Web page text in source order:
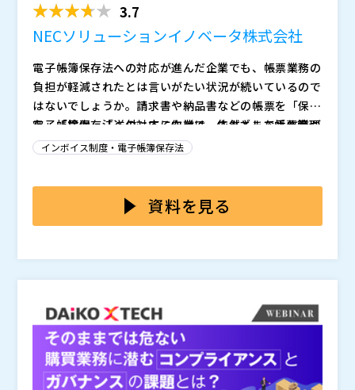
に課題をお持ちの方 ・属人化した送付作業をなくし、
内部統制を強化したい方
株式会社オープンソース活用研究所（
マジセミ株式会社（
※共催、協賛、協力、講演企業は将来的に追加、削除さ
れる可能性があります。
3.7
NECソリューションイノベータ株式会社
電子帳簿保存法への対応が進んだ企業でも、帳票業務の
負担が軽減されたとは言いがたい状況が続いているので
はないでしょうか。請求書や納品書などの帳票を「保
存」「検索」「送付」する作業は、依然として手作業が
多く、部門ごとの運用に任されているケースがほとんど
いても、業務の現場では効率化が進まず、
電子帳簿保存法への対応に向けて、さまざまな帳票管理
システムの導入が検討される中、多くの企業では既存の
ンプレミスの基幹システムを使う企業では、クラウド型
帳票システムでは定型帳票への柔軟な対応が難しいこと
を活用し、帳票業務全体をどのように電子帳簿保
存法へ対応させ、かつ業務効率化を実現できるかを解説
システムと柔軟に連携可能で、出力された帳票をそのま
ま取り込み、保存・検索・送付までを一元的に自動化で
信を自動化でき、取引先ごとの運用に対応可能です。ま
た、全社展開やグループ会社への展開でも、コストを
気にせず柔軟に対応できます。仕組みを、ぜひ本セミ
ナーでご確認ください。
株式会社オープンソース活用研究所（）
マジセミ株式会社（）
れる可能性があります。
インボイス制度・電子帳簿保存法
資料を見る